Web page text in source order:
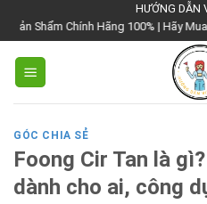
đến
nội
dung
HƯỚNG DẪN
Hãng 100% | Hãy Mua Thuốc Rắn
GÓC CHIA SẺ
Foong Cir Tan là
dành cho ai, công